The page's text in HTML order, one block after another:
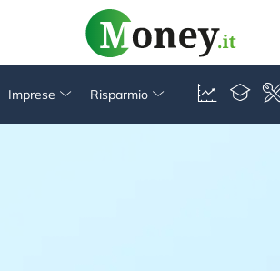
Imprese Risparmio